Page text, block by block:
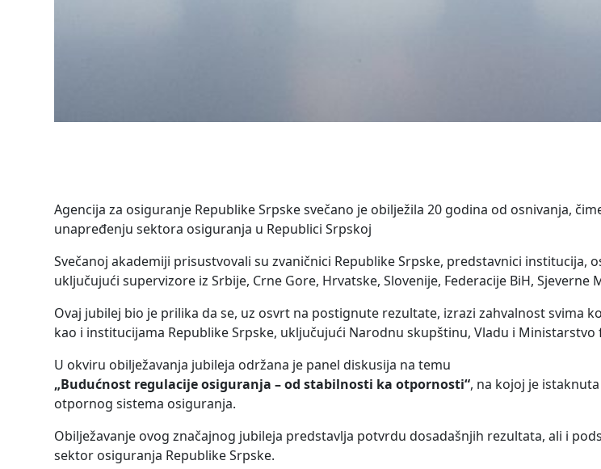
Agencija za osiguranje Republike Srpske svečano je obilježila 20 godina od osnivanja,
unapređenju sektora osiguranja u Republici Srpskoj
Svečanoj akademiji prisustvovali su zvaničnici Republike Srpske, predstavnici
uključujući supervizore iz Srbije, Crne Gore, Hrvatske, Slovenije, Federacije BiH, Sjeverne
Ovaj jubilej bio je prilika da se, uz osvrt na postignute rezultate, izrazi zahvalnost svima
kao i institucijama Republike Srpske, uključujući Narodnu skupštinu, Vladu i
U okviru obilježavanja jubileja održana je panel diskusija na temu
„Budućnost regulacije osiguranja – od stabilnosti ka otpornosti“, na kojoj je
otpornog sistema osiguranja.
Obilježavanje ovog značajnog jubileja predstavlja potvrdu dosadašnjih rezultata, ali i
sektor osiguranja Republike Srpske.